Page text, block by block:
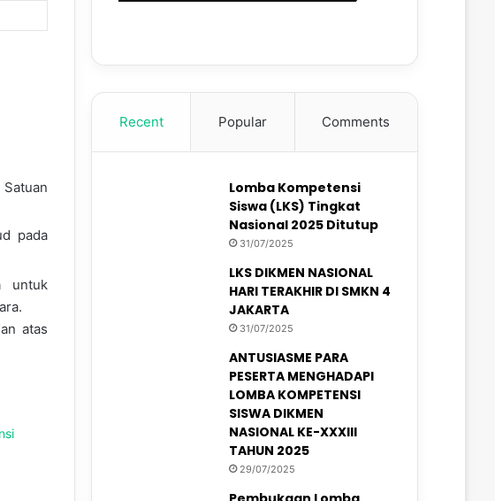
pada
untuk
atas
Recent Popular Comments
Lomba Kompetensi
Siswa (LKS) Tingkat
Nasional 2025 Ditutup
31/07/2025
LKS DIKMEN NASIONAL
HARI TERAKHIR DI SMKN 4
JAKARTA
31/07/2025
ANTUSIASME PARA
PESERTA MENGHADAPI
LOMBA KOMPETENSI
SISWA DIKMEN
NASIONAL KE-XXXIII
TAHUN 2025
29/07/2025